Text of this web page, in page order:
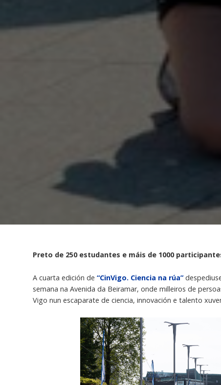
Preto de 250 estudantes e máis de 1000
A cuarta edición de “CinVigo. Ciencia na rúa”
semana na Avenida da Beiramar, onde milleiros de
Vigo nun escaparate de ciencia, innovación e talento